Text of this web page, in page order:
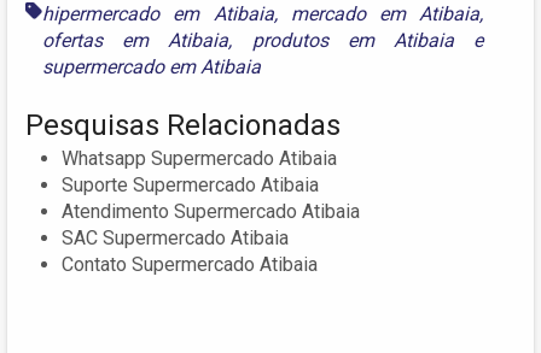
hipermercado em Atibaia, mercado em Atibaia,
ofertas em Atibaia, produtos em Atibaia e
supermercado em Atibaia
Pesquisas Relacionadas
Whatsapp Supermercado Atibaia
Suporte Supermercado Atibaia
Atendimento Supermercado Atibaia
SAC Supermercado Atibaia
Contato Supermercado Atibaia